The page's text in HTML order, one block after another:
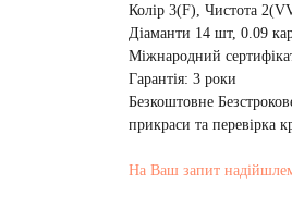
Колір 3(F), Чистота
Діаманти 14 шт, 0.09
Міжнародний
Гарантія: 3 роки
Безкоштовне
прикраси та перевірка
На Ваш запит